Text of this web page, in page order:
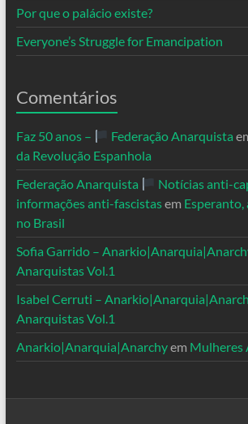
Por que o palácio existe?
Everyone’s Struggle for Emancipation
Comentários
Faz 50 anos – Federação Anarquista
da Revolução Espanhola
Federação Anarquista
Notícias anti-
informações anti-fascistasem Esperanto,
no Brasil
Sofia Garrido –
Anarquistas Vol.1
Isabel Cerruti –
Anarquistas Vol.1
Anarkio|Anarquia|Anarchyem Mulheres